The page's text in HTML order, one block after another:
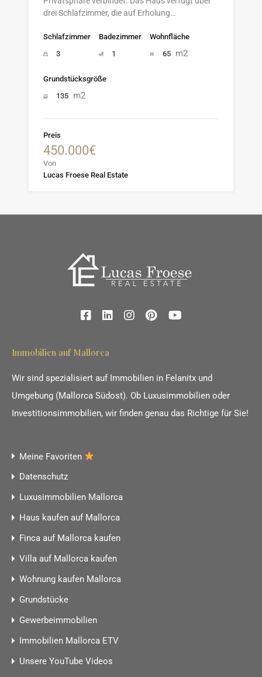
drei Schlafzimmer, die auf Erholung…
Schlafzimmer
3
Badezimmer
1
Wohnfläche
65 m2
Grundstücksgröße
135 m2
Preis
450.000€
Von
Lucas Froese Real Estate
Immobilien auf Mallorca
Wir sind spezialisiert auf Immobilien in Felanitx und
Umgebung (Mallorca Südost). Ob Luxusimmobilien oder
Investitionsimmobilien, wir finden genau das Richtige für Sie!
Meine Favoriten
Datenschutz
Luxusimmobilien Mallorca
Haus kaufen auf Mallorca
Finca auf Mallorca kaufen
Villa auf Mallorca kaufen
Wohnung kaufen Mallorca
Grundstücke
Gewerbeimmobilien
Immobilien Mallorca ETV
Unsere YouTube Videos